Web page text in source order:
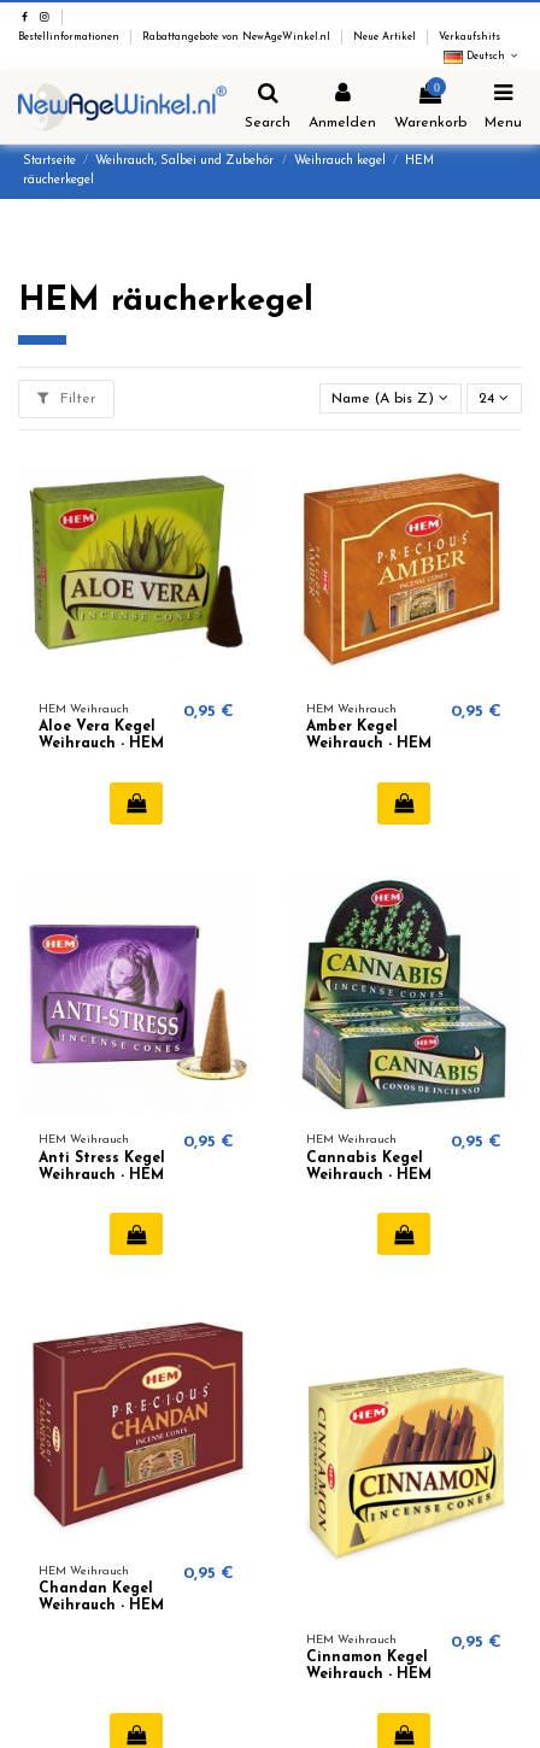
Bestellinformationen Rabattangebote von NewAgeWinkel.nl Neue Artikel
Verkaufshits
Deutsch
Search Anmelden
0
Warenkorb Menu
Startseite Weihrauch, Salbei und Zubehör Weihrauch kegel
HEM
räucherkegel
HEM räucherkegel
Filter Name (A bis Z) 24
HEM Weihrauch
Aloe Vera Kegel
Weihrauch - HEM
0,95 € HEM Weihrauch
Amber Kegel
Weihrauch - HEM
0,95 €
HEM Weihrauch
Anti Stress Kegel
Weihrauch - HEM
0,95 € HEM Weihrauch
Cannabis Kegel
Weihrauch - HEM
0,95 €
HEM Weihrauch
Chandan Kegel
Weihrauch - HEM
0,95 €
HEM Weihrauch
Cinnamon Kegel
Weihrauch - HEM
0,95 €